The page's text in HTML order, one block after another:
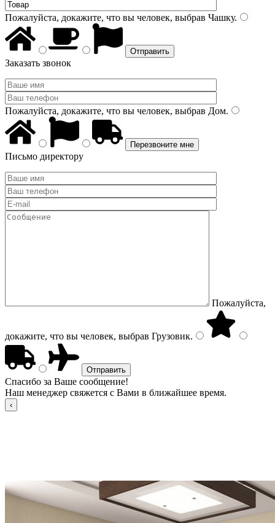
Пожалуйста, докажите, что вы человек, выбрав Чашку.
Заказать звонок
Пожалуйста, докажите, что вы человек, выбрав Дом.
Письмо директору
Пожалуйста,
докажите, что вы человек, выбрав Грузовик.
Спасибо за Ваше сообщение!
Наш менеджер свяжется с Вами в ближайшее время.